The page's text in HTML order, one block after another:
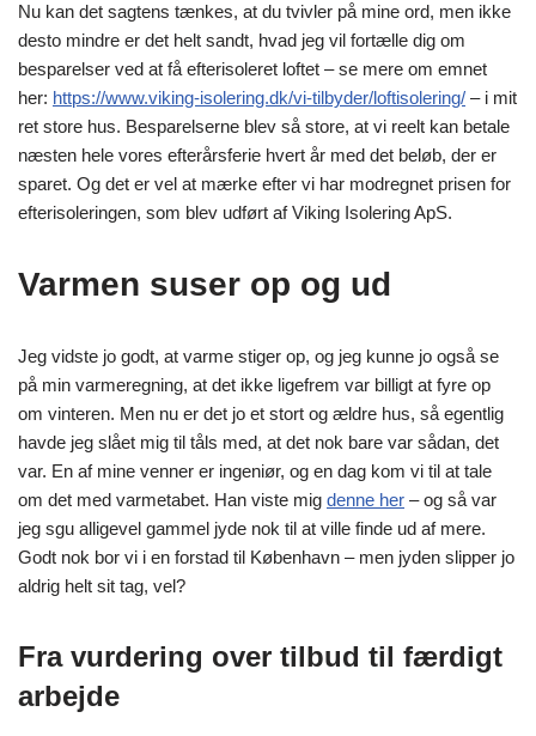
Nu kan det sagtens tænkes, at du tvivler på mine ord, men ikke
desto mindre er det helt sandt, hvad jeg vil fortælle dig om
besparelser ved at få efterisoleret loftet – se mere om emnet
her: https://www.viking-isolering.dk/vi-tilbyder/loftisolering/ – i mit
ret store hus. Besparelserne blev så store, at vi reelt kan betale
næsten hele vores efterårsferie hvert år med det beløb, der er
sparet. Og det er vel at mærke efter vi har modregnet prisen for
efterisoleringen, som blev udført af Viking Isolering ApS.
Varmen suser op og ud
Jeg vidste jo godt, at varme stiger op, og jeg kunne jo også se
på min varmeregning, at det ikke ligefrem var billigt at fyre op
om vinteren. Men nu er det jo et stort og ældre hus, så egentlig
havde jeg slået mig til tåls med, at det nok bare var sådan, det
var. En af mine venner er ingeniør, og en dag kom vi til at tale
om det med varmetabet. Han viste mig denne her – og så var
jeg sgu alligevel gammel jyde nok til at ville finde ud af mere.
Godt nok bor vi i en forstad til København – men jyden slipper jo
aldrig helt sit tag, vel?
Fra vurdering over tilbud til færdigt
arbejde